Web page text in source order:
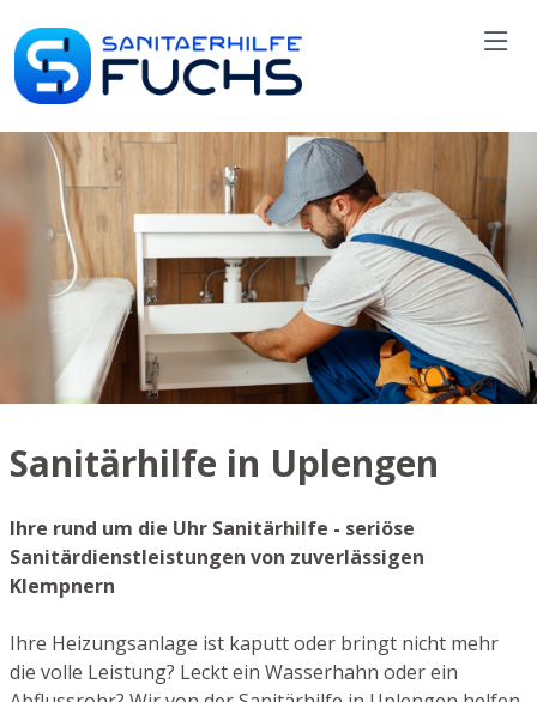
Sanitärhilfe in Uplengen
Ihre rund um die Uhr Sanitärhilfe - seriöse
Sanitärdienstleistungen von zuverlässigen
Klempnern
Ihre Heizungsanlage ist kaputt oder bringt nicht mehr
die volle Leistung? Leckt ein Wasserhahn oder ein